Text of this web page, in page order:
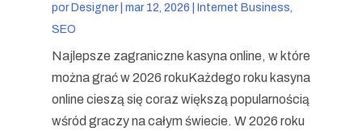
por Designer| mar 12, 2026
Internet Business,
SEO
Najlepsze zagraniczne kasyna online, w które
można grać w 2026 rokuKażdego roku kasyna
online cieszą się coraz większą popularnością
wśród graczy na całym świecie. W 2026 roku